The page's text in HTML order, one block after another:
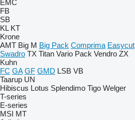
EMC
FB
SB
KL KT
Krone
AMT Big M Big Pack Comprima Easycut
Swadro TX Titan Vario Pack Vendro ZX
Kuhn
FC GA GF GMD LSB VB
Taarup UN
Hibiscus Lotus Splendimo Tigo Welger
T-series
E-series
MSI MT